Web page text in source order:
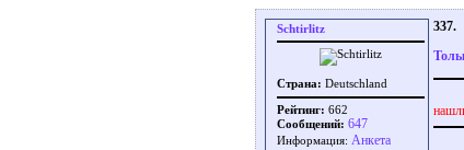
Schtirlitz
Страна: Deutschland
Рейтинг: 662
Сообщений: 647
Информация: Aнкета
337.